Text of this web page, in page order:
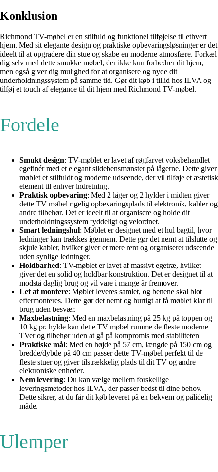
Konklusion
Richmond TV-møbel er en stilfuld og funktionel tilføjelse til ethvert
hjem. Med sit elegante design og praktiske opbevaringsløsninger er det
ideelt til at opgradere din stue og skabe en moderne atmosfære. Forkæl
dig selv med dette smukke møbel, der ikke kun forbedrer dit hjem,
men også giver dig mulighed for at organisere og nyde dit
underholdningssystem på samme tid. Gør dit køb i tillid hos ILVA og
tilføj et touch af elegance til dit hjem med Richmond TV-møbel.
Fordele
Smukt design: TV-møblet er lavet af røgfarvet voksbehandlet
egefinér med et elegant sildebensmønster på lågerne. Dette giver
møblet et stilfuldt og moderne udseende, der vil tilføje et æstetisk
element til enhver indretning.
Praktisk opbevaring: Med 2 låger og 2 hylder i midten giver
dette TV-møbel rigelig opbevaringsplads til elektronik, kabler og
andre tilbehør. Det er ideelt til at organisere og holde dit
underholdningssystem ryddeligt og velordnet.
Smart ledningshul: Møblet er designet med et hul bagtil, hvor
ledninger kan trækkes igennem. Dette gør det nemt at tilslutte og
skjule kabler, hvilket giver et mere rent og organiseret udseende
uden synlige ledninger.
Holdbarhed: TV-møblet er lavet af massivt egetræ, hvilket
giver det en solid og holdbar konstruktion. Det er designet til at
modstå daglig brug og vil vare i mange år fremover.
Let at montere: Møblet leveres samlet, og benene skal blot
eftermonteres. Dette gør det nemt og hurtigt at få møblet klar til
brug uden besvær.
Maxbelastning: Med en maxbelastning på 25 kg på toppen og
10 kg pr. hylde kan dette TV-møbel rumme de fleste moderne
TVer og tilbehør uden at gå på kompromis med stabiliteten.
Praktiske mål: Med en højde på 57 cm, længde på 150 cm og
bredde/dybde på 40 cm passer dette TV-møbel perfekt til de
fleste stuer og giver tilstrækkelig plads til dit TV og andre
elektroniske enheder.
Nem levering: Du kan vælge mellem forskellige
leveringsmetoder hos ILVA, der passer bedst til dine behov.
Dette sikrer, at du får dit køb leveret på en bekvem og pålidelig
måde.
Ulemper